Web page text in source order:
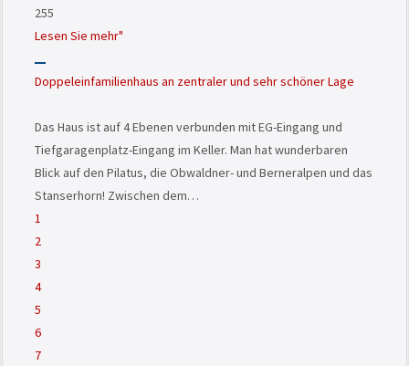
255
Lesen Sie mehr"
Doppeleinfamilienhaus an zentraler und sehr schöner Lage
Das Haus ist auf 4 Ebenen verbunden mit EG-Eingang und
Tiefgaragenplatz-Eingang im Keller. Man hat wunderbaren
Blick auf den Pilatus, die Obwaldner- und Berneralpen und das
Stanserhorn! Zwischen dem…
1
2
3
4
5
6
7